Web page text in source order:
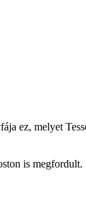
ez, melyet
is megfordult.